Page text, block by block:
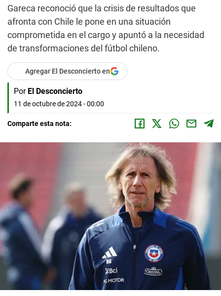
Gareca reconoció que la crisis de resultados que
afronta con Chile le pone en una situación
comprometida en el cargo y apuntó a la necesidad
de transformaciones del fútbol chileno.
Agregar El Desconcierto en
Por El Desconcierto
11 de octubre de 2024 - 00:00
Comparte esta nota: